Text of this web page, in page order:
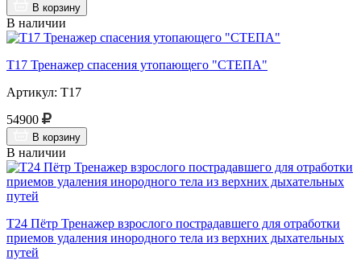
В корзину
В наличии
Т17 Тренажер спасения утопающего "СТЕПА"
Артикул: Т17
54900
В корзину
В наличии
Т24 Пётр Тренажер взрослого пострадавшего для отработки
приемов удаления инородного тела из верхних дыхательных
путей